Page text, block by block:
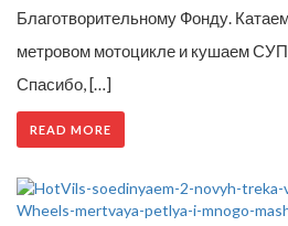
Благотворительному Фонду.
метровом мотоцикле и кушаем
Спасибо, […]
READ MORE